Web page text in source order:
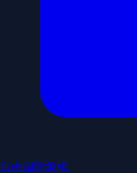
自由国际象棋